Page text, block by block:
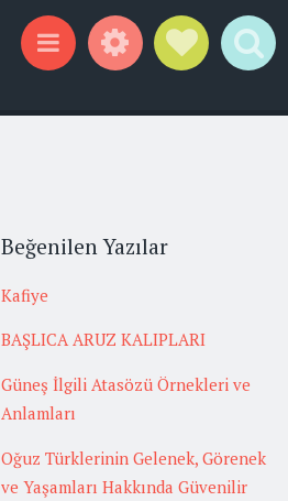
Beğenilen Yazılar
Kafiye
BAŞLICA ARUZ KALIPLARI
Güneş İlgili Atasözü Örnekleri ve
Anlamları
Oğuz Türklerinin Gelenek, Görenek
ve Yaşamları Hakkında Güvenilir